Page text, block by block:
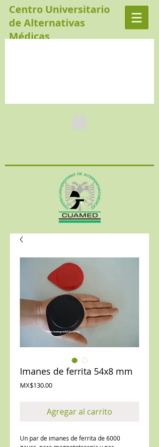
Centro Universitario
de Alternativas
Médicas
Imanes de ferrita 54x8 mm
MX$130.00Precio
Agregar al carrito
Un par de imanes de ferrita de 6000